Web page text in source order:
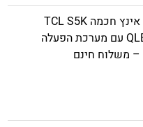
טלוויזיה 43 אינץ חכמה TCL S5K
QLED TV FHD עם מערכת הפעלה